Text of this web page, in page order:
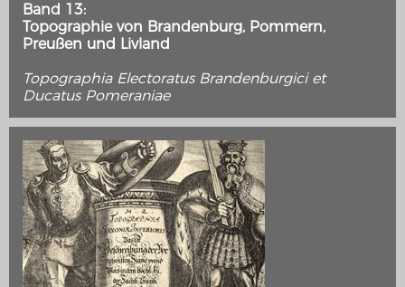
Band 13:
Topographie von Brandenburg, Pommern,
Preußen und Livland
Topographia Electoratus Brandenburgici et
Ducatus Pomeraniae